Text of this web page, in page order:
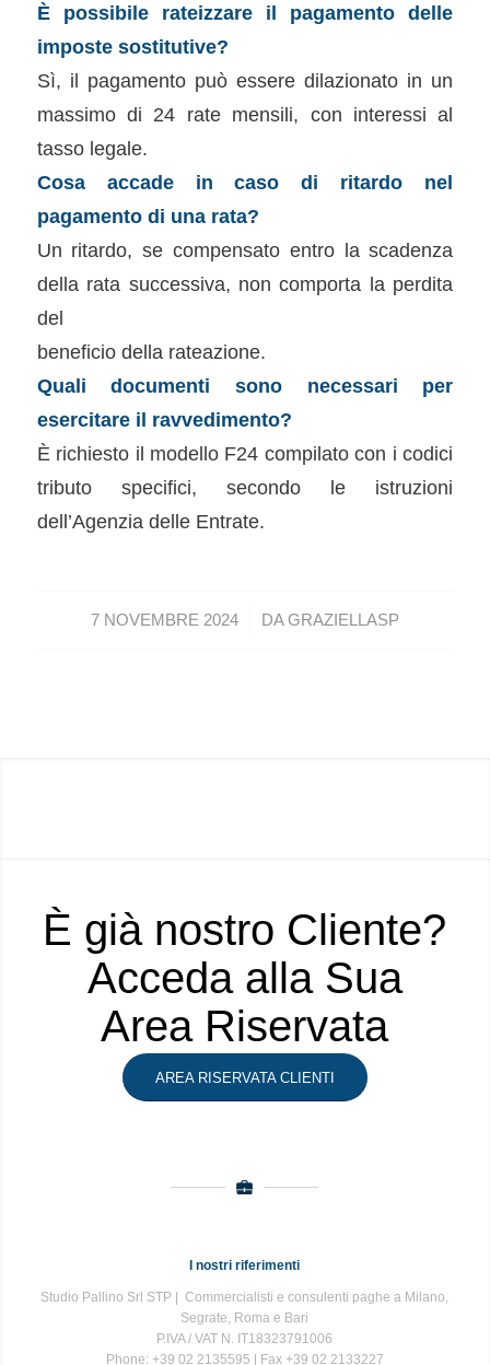
È possibile rateizzare il pagamento delle
imposte sostitutive?
Sì, il pagamento può essere dilazionato in un
massimo di 24 rate mensili, con interessi al
tasso legale.
Cosa accade in caso di ritardo nel
pagamento di una rata?
Un ritardo, se compensato entro la scadenza
della rata successiva, non comporta la perdita
del
beneficio della rateazione.
Quali documenti sono necessari per
esercitare il ravvedimento?
È richiesto il modello F24 compilato con i codici
tributo specifici, secondo le istruzioni
dell’Agenzia delle Entrate.
7 NOVEMBRE 2024
/ DAGRAZIELLASP
È già nostro Cliente?
Acceda alla Sua
Area Riservata
AREA RISERVATA CLIENTI
I nostri riferimenti
Studio Pallino Srl STP | Commercialisti e consulenti paghe a Milano,
Segrate, Roma e Bari
P.IVA / VAT N. IT18323791006
Phone: +39 02 2135595 | Fax +39 02 2133227